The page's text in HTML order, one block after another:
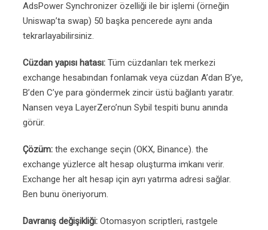
AdsPower Synchronizer özelliği ile bir işlemi (örneğin
Uniswap’ta swap) 50 başka pencerede aynı anda
tekrarlayabilirsiniz.
Cüzdan yapısı hatası: Tüm cüzdanları tek merkezi
exchange hesabından fonlamak veya cüzdan A’dan B’ye,
B’den C’ye para göndermek zincir üstü bağlantı yaratır.
Nansen veya LayerZero’nun Sybil tespiti bunu anında
görür.
Çözüm: the exchange seçin (OKX, Binance). the
exchange yüzlerce alt hesap oluşturma imkanı verir.
Exchange her alt hesap için ayrı yatırma adresi sağlar.
Ben bunu öneriyorum.
Davranış değişikliği: Otomasyon scriptleri, rastgele